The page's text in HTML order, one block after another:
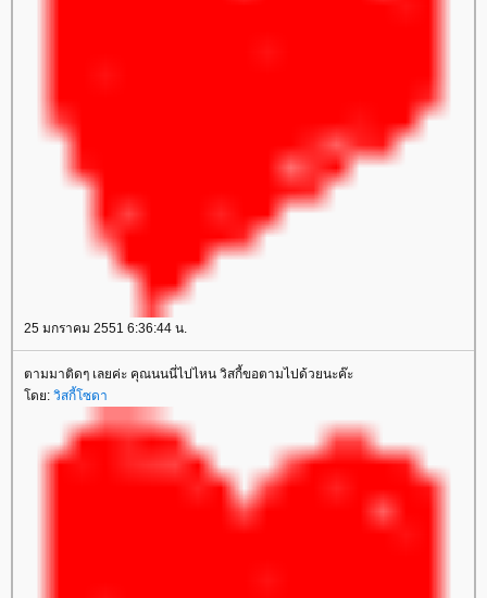
25 มกราคม 2551 6:36:44 น.
ตามมาติดๆ เลยค่ะ คุณนนนี่ไปไหน วิสกี้ขอตามไปด้วยนะค๊ะ
ดย: วิสกี้โซดา